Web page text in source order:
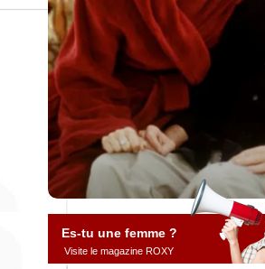
Es-tu une femme ?
Visite le magazine ROXY